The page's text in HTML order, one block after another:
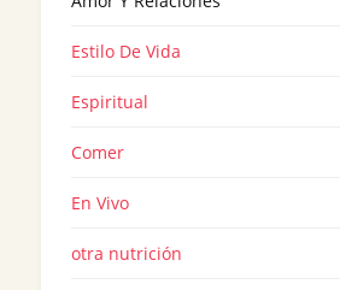
Estilo De Vida
Espiritual
Comer
En Vivo
otra nutrición